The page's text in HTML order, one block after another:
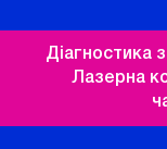
Діагностика
Лазерна